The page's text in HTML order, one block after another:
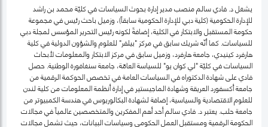
يشغل د. فادي سالم منصب مدير إدارة بحوث السياسات في كليّة محمد بن راشد
للإدارة الحكومية (كلية دبي للإدارة الحكومية سابقاً)، وزميل باحث رئيس في مجموعة
حكومة المستقبل والابتكار في الكلية، إضافةً لكونه رئيس التحرير المؤسس لمجلة دبي
للسياسات. كما أنّه شريك سابق في مركز "بيلفر" للعلوم والشؤون الدولية في كلية
هارفرد كينيدي، جامعة هارفرد، وزميل سابق في مركز الابتكار والمعلومات لأبحاث
السياسات في كليّة "لي كوان يو" للسياسة العامّة، جامعة سنغافورة الوطنية. حصل
فادي على شهادة الدكتوراه في السياسات العامة في تخصص الحوكمة الرقمية من
جامعة أكسفورد العريقة وشهادة الماجيستير في إدارة أنظمة المعلومات من كلية لندن
للعلوم الاقتصادية والسياسية، إضافة لشهادة البكالوريوس في هندسة الكمبيوتر من
جامعة حلب. يعتبر د. فادي سالم أحد أهم المفكرين والمتخصصين عالمياً في مجالات
الحكومة الرقمية ومستقبل العمل الحكومي وسياسات البيانات، حيث تشمل مجالات